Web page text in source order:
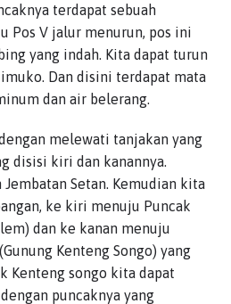
terdapat sebuah
Pos V jalur menurun, pos ini
yang indah. Kita dapat turun
Dan disini terdapat mata
dan air belerang.
melewati tanjakan yang
disisi kiri dan kanannya.
Setan. Kemudian kita
ke kiri menuju Puncak
dan ke kanan menuju
Kenteng Songo) yang
Kenteng songo kita dapat
puncaknya yang